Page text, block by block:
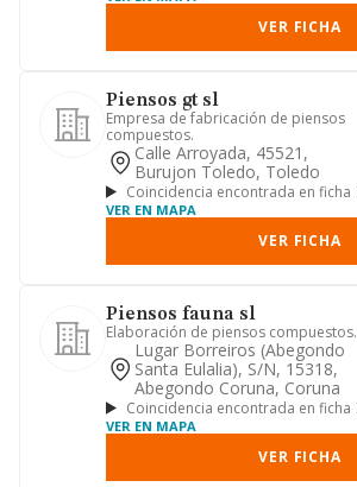
VER FICHA
Piensos gt sl
Empresa de fabricación de piensos
compuestos.
Calle Arroyada, 45521,
Burujon Toledo, Toledo
Coincidencia encontrada en ficha
VER EN MAPA
VER FICHA
Piensos fauna sl
Elaboración de piensos compuestos.
Lugar Borreiros (abegondo
Santa Eulalia), S/n, 15318,
Abegondo Coruna, Coruna
Coincidencia encontrada en ficha
VER EN MAPA
VER FICHA